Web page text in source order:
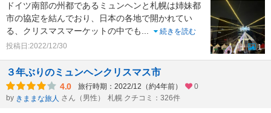
ドイツ南部の州都であるミュンヘンと札幌は姉妹都
市の協定を結んでおり、日本の各地で開かれてい
る、クリスマスマーケットの中でも
続きを読む
投稿日:2022/12/30
1
３年ぶりのミュンヘンクリスマス市
4.0 旅行時期：2022/12（約4年前）
0
by きままな旅人 さん（男性） 札幌 クチコミ：326件